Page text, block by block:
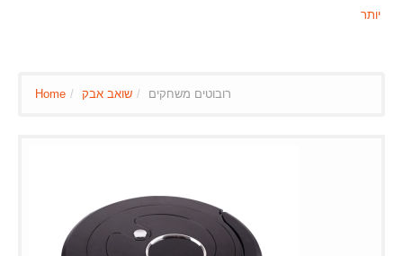
יותר
Home / שואב אבק / רובוטים משחקים